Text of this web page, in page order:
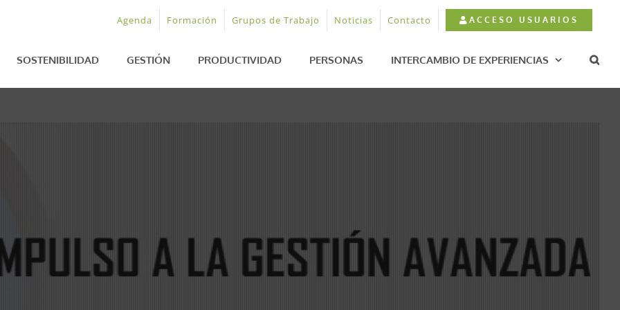
Agenda Formación Grupos de Trabajo Noticias Contacto ACCESO USUARIOS
SOSTENIBILIDAD GESTIÓN PRODUCTIVIDAD PERSONAS INTERCAMBIO DE EXPERIENCIAS